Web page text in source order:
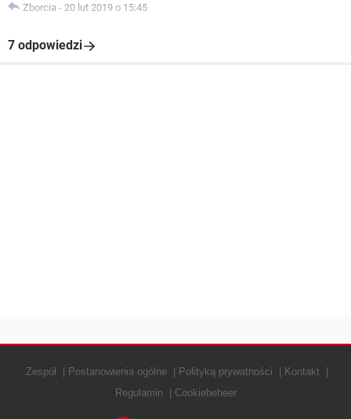
Zborcia - 20 lut 2019 o 15:45
7 odpowiedzi
Zespół Postanowienia ogólne Polityką prywatności
Kontakt
Regulamin
Cookiebeheer